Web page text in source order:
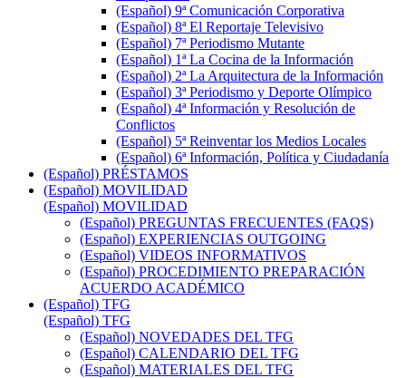
(Español) 9ª Comunicación Corporativa
(Español) 8ª El Reportaje Televisivo
(Español) 7ª Periodismo Mutante
(Español) 1ª La Cocina de la Información
(Español) 2ª La Arquitectura de la Información
(Español) 3ª Periodismo y Deporte Olímpico
(Español) 4ª Información y Resolución de
Conflictos
(Español) 5ª Reinventar los Medios Locales
(Español) 6ª Información, Política y Ciudadanía
(Español) PRÉSTAMOS
(Español) MOVILIDAD
(Español) MOVILIDAD
(Español) PREGUNTAS FRECUENTES (FAQS)
(Español) EXPERIENCIAS OUTGOING
(Español) VIDEOS INFORMATIVOS
(Español) PROCEDIMIENTO PREPARACIÓN
ACUERDO ACADÉMICO
(Español) TFG
(Español) TFG
(Español) NOVEDADES DEL TFG
(Español) CALENDARIO DEL TFG
(Español) MATERIALES DEL TFG